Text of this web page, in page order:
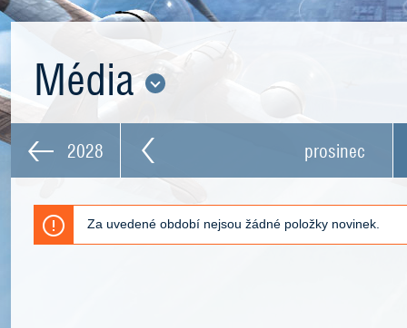
Média
2028 prosinec
Za uvedené období nejsou žádné položky novinek.